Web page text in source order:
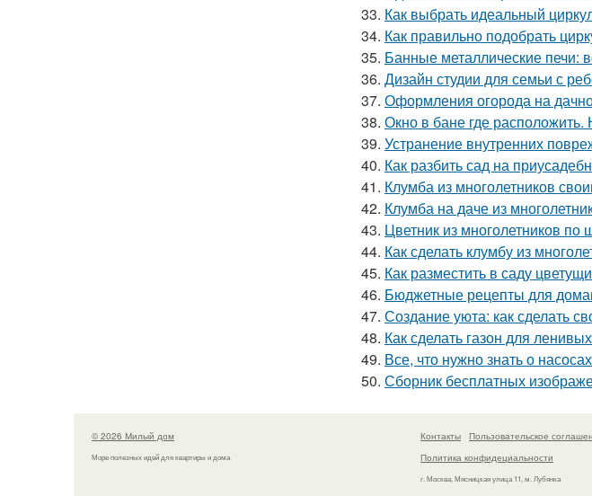
33. Как выбрать идеальный
34. Как правильно подобрать
35. Банные металлические печи:
36. Дизайн студии для семьи с
37. Оформления огорода на
38. Окно в бане где
39. Устранение внутренних
40. Как разбить сад на
41. Клумба из многолетников
42. Клумба на даче из
43. Цветник из многолетников
44. Как сделать клумбу из
45. Как разместить в саду
46. Бюджетные рецепты для
47. Создание уюта: как сделать
48. Как сделать газон для
49. Все, что нужно знать о
50. Сборник бесплатных
© 2026 Милый дом
Море полезных идей для квартиры и дома
Контакты
Пользовательское
Политика конфидециальности
г. Москва, Мясницкая улица 11, м. Лубянка